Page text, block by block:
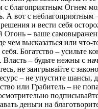
с благоприятным Огнем
А вот с неблагоприятным
и вести себя
Огонь – ваше
чем высказаться или что-
Богатство – усильте
– будьте нежны с
не заигрывайте с
– не упустите шансы,
или Грабитель – не
деньги на